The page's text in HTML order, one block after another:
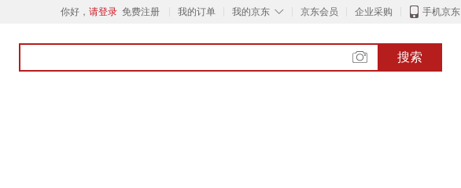
你好， 请登录 免费注册 我的订单 ◇
我的京东 京东会员 企业采购 手机京东
搜索